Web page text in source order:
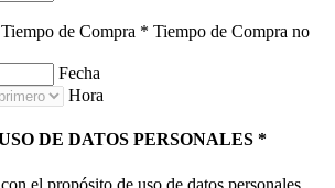
Tiempo de Compra * Tiempo de Compra no
Fecha
Hora
DE DATOS PERSONALES *